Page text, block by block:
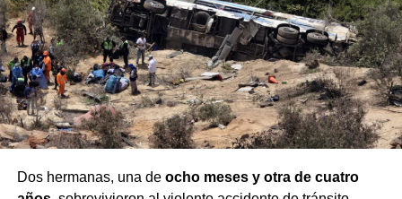
Dos hermanas, una de ocho meses y otra de cuatro